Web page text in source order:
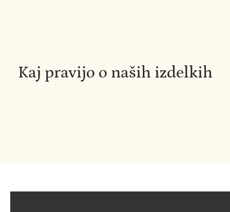
Kaj pravijo o naših izdelkih